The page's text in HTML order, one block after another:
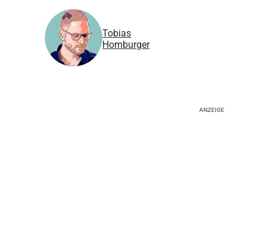
Tobias
Homburger
ANZEIGE